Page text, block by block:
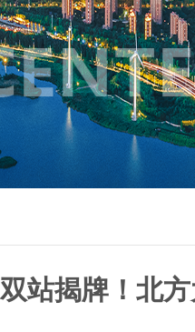
双站揭牌！北